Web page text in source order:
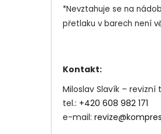
*Nevztahuje se na
přetlaku v barech není
Kontakt:
Miloslav Slavík – revizní
tel.: +420 608 982 171
e-mail: